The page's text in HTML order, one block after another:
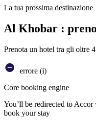
La tua prossima destinazione
Al Khobar :
Prenota un hotel tra gli oltre
errore (i)
Core booking engine
You’ll be redirected to
book your stay